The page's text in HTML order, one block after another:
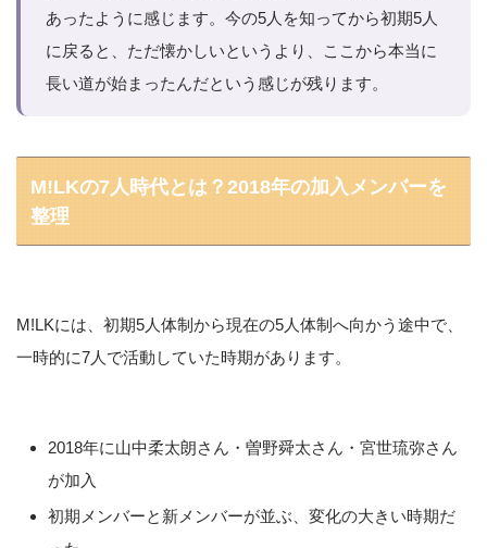
あったように感じます。今の5人を知ってから初期5人
に戻ると、ただ懐かしいというより、ここから本当に
長い道が始まったんだという感じが残ります。
M!LKの7人時代とは？2018年の加入メンバーを
整理
M!LKには、初期5人体制から現在の5人体制へ向かう途中で、
一時的に7人で活動していた時期があります。
2018年に山中柔太朗さん・曽野舜太さん・宮世琉弥さん
が加入
初期メンバーと新メンバーが並ぶ、変化の大きい時期だ